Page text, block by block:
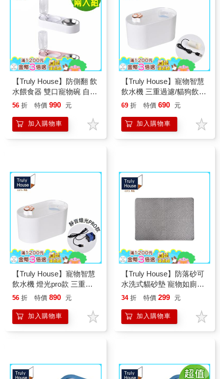
【Truly House】防側翻 飲
水餵食器 雙口寵物碗 自動
續水 防打翻 貓咪飲水機
任選)(超值兩入組)
56 折 特價 990 元
加入購物車
【Truly House】寵物智慧
飲水機 三重過濾/貓狗飲水
機 自動循環過濾活水機/餵
69 折 特價 690 元
加入購物車
【Truly House】寵物智慧
飲水機 燈光pro款 三重過
濾/貓狗飲水機 自動循環過
喝水器(兩色任選)
56 折 特價 890 元
加入購物車
【Truly House】防落砂可
水洗式貓砂墊 寵物如廁防
漏砂墊 寵物餐墊
34 折 特價 299 元
加入購物車